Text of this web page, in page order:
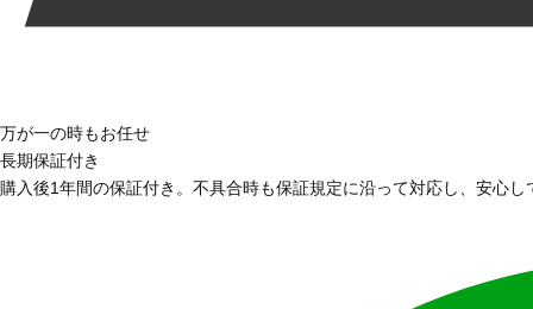
万が一の時もお任せ
長期保証付き
購入後1年間の保証付き。不具合時も保証規定に沿って対応し、安心